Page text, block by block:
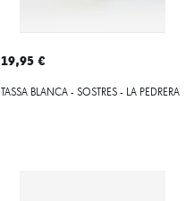
19,95 €
TASSA BLANCA - SOSTRES - LA PEDRERA